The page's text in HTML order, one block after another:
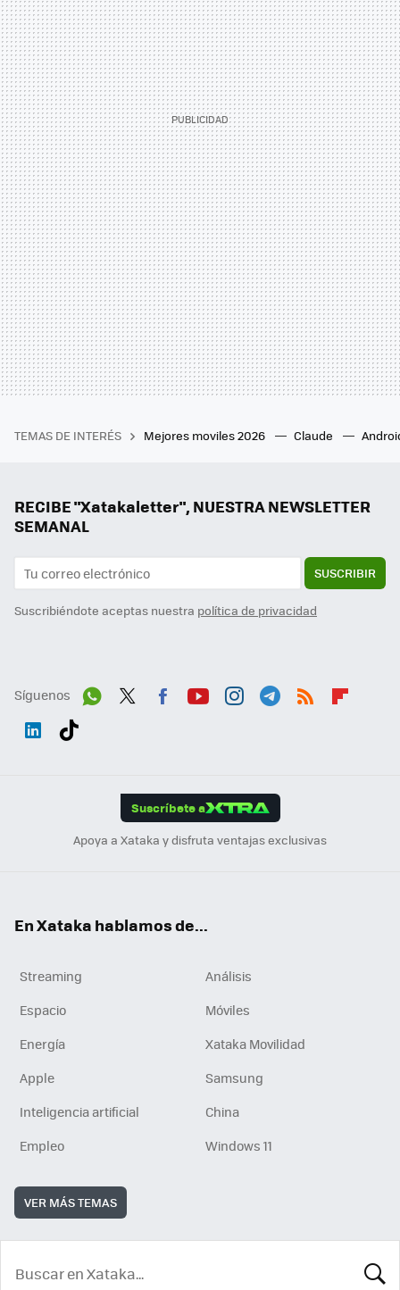
TEMAS DE INTERÉS Mejores moviles 2026 Claude
RECIBE "Xatakaletter", NUESTRA NEWSLETTER
SEMANAL
SUSCRIBIR
Suscribiéndote aceptas nuestra política de privacidad
Síguenos
Suscríbete a
Apoya a Xataka y disfruta ventajas exclusivas
En Xataka hablamos de...
Streaming
Análisis
Espacio
Móviles
Energía
Xataka Movilidad
Apple
Samsung
Inteligencia artificial
China
Empleo
Windows 11
VER MÁS TEMAS